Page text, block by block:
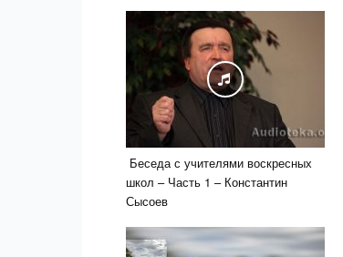
Беседа с учителями воскресных
школ – Часть 1 – Константин
Сысоев